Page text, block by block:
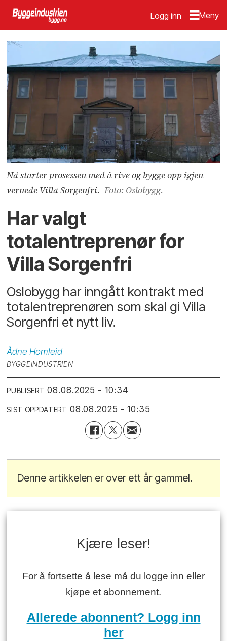
Logg inn
Nå starter prosessen med å rive og bygge opp igjen
vernede Villa Sorgenfri. Foto: Oslobygg.
Har valgt
totalentreprenør for
Villa Sorgenfri
Oslobygg har inngått kontrakt med
totalentreprenøren som skal gi Villa
Sorgenfri et nytt liv.
Ådne Homleid
BYGGEINDUSTRIEN
PUBLISERT 08.08.2025 - 10:34
SIST OPPDATERT 08.08.2025 - 10:35
Denne artikkelen er over ett år gammel.
Kjære leser!
For å fortsette å lese må du logge inn eller
kjøpe et abonnement.
Allerede abonnent? Logg inn
her